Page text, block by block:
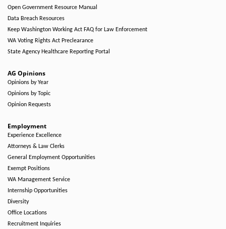
Open Government Resource Manual
Data Breach Resources
Keep Washington Working Act FAQ for Law Enforcement
WA Voting Rights Act Preclearance
State Agency Healthcare Reporting Portal
AG Opinions
Opinions by Year
Opinions by Topic
Opinion Requests
Employment
Experience Excellence
Attorneys & Law Clerks
General Employment Opportunities
Exempt Positions
WA Management Service
Internship Opportunities
Diversity
Office Locations
Recruitment Inquiries